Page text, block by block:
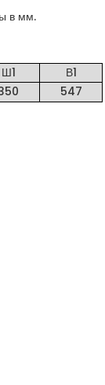
в мм.
Ш1
В1
547